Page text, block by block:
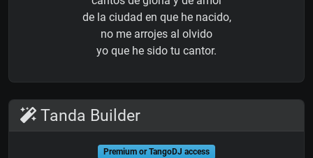
de la ciudad en que he nacido,
no me arrojes al olvido
yo que he sido tu cantor.
Tanda Builder
Premium or TangoDJ access